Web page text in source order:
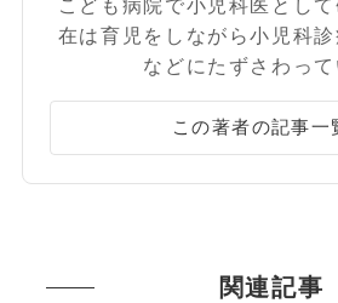
こども病院で小児科医とし
在は育児をしながら小児科
などにたずさわって
この著者の記事一
関連記事